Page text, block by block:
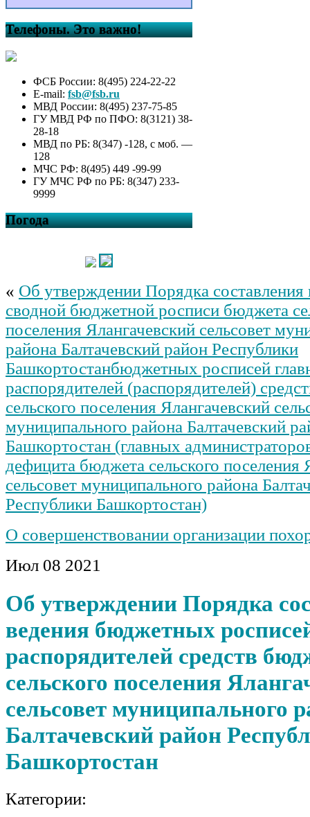
Телефоны. Это важно!
ФСБ России: 8(495) 224-22-22
E-mail: fsb@fsb.ru
МВД России: 8(495) 237-75-85
ГУ МВД РФ по ПФО: 8(3121) 38-
28-18
МВД по РБ: 8(347) -128, с моб. —
128
МЧС РФ: 8(495) 449 -99-99
ГУ МЧС РФ по РБ: 8(347) 233-
9999
Погода
« Об утверждении Порядка составления
сводной бюджетной росписи бюджета
поселения Ялангачевский сельсовет
района Балтачевский район Республики
Башкортостанбюджетных росписей
распорядителей (распорядителей)
сельского поселения Ялангачевский
муниципального района Балтачевский
Башкортостан (главных
дефицита бюджета сельского поселения
сельсовет муниципального района
Республики Башкортостан)
О совершенствовании организации
Июл 08 2021
Об утверждении Порядка
ведения бюджетных
распорядителей средств
сельского поселения
сельсовет муниципального
Балтачевский район
Башкортостан
Категории: